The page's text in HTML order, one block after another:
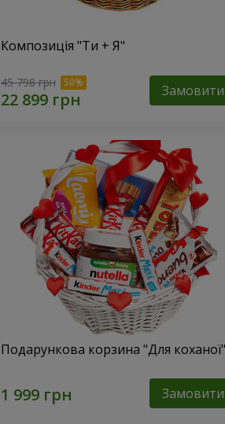
Композиція "Ти + Я"
45 798 грн Замовити
Подарункова корзина "Для коханої"
Замовити